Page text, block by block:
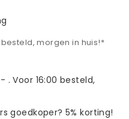
besteld, morgen in huis!*
Voor 16:00 besteld,
goedkoper? 5% korting!